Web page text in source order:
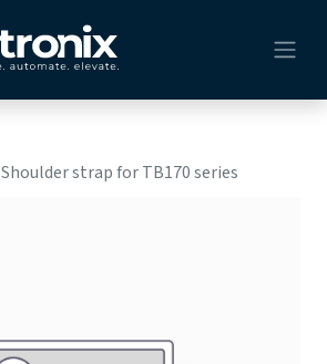
Shoulder strap for TB170 series